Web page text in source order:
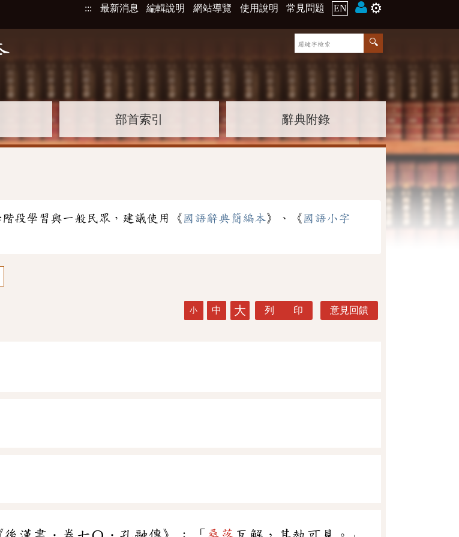
::: 最新消息 編輯說明 網站導覽 使用說明 常見問題 EN ⚙️
部首索引 辭典附錄
階段學習與一般民眾，建議使用《 國語辭典簡編本》、《 國語小字
小 中 大 列 印 意見回饋